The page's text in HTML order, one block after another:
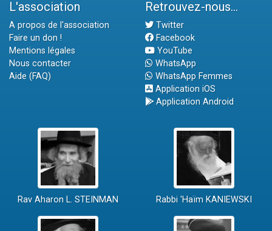
L'association
A propos de l'association
Faire un don !
Mentions légales
Nous contacter
Aide (FAQ)
Retrouvez-nous...
Twitter
Facebook
YouTube
WhatsApp
WhatsApp Femmes
Application iOS
Application Android
Rav Aharon L. STEINMAN Rabbi 'Haïm KANIEWSKI